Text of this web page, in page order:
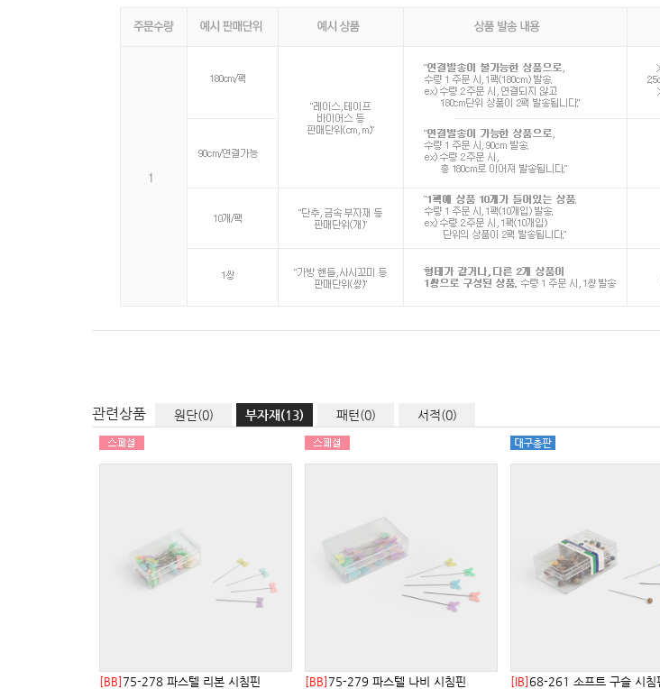
관련상품 원단(0) 부자재(13) 패턴(0) 서적(0)
[BB] 75-278 파스텔 리본 시침핀
[BB] 75-279 파스텔 나비 시침핀
[IB]68-261 소프트 구슬 시침